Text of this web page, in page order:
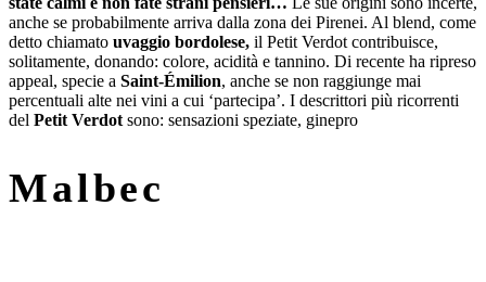
anche se probabilmente arriva dalla zona dei Pirenei. Al blend, come
detto chiamato uvaggio bordolese, il Petit Verdot contribuisce,
solitamente, donando: colore, acidità e tannino. Di recente ha ripreso
appeal, specie a Saint-Émilion, anche se non raggiunge mai
percentuali alte nei vini a cui ‘partecipa’. I descrittori più ricorrenti
del Petit Verdot sono: sensazioni speziate, ginepro
Malbec